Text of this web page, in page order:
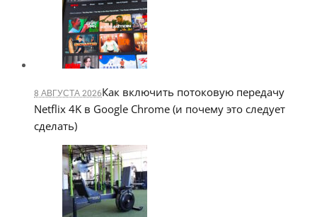
8 АВГУСТА 2026Как включить потоковую передачу
Netflix 4K в Google Chrome (и почему это следует
сделать)